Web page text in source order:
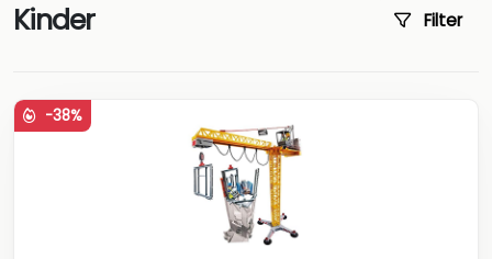
Kinder Filter
-38%